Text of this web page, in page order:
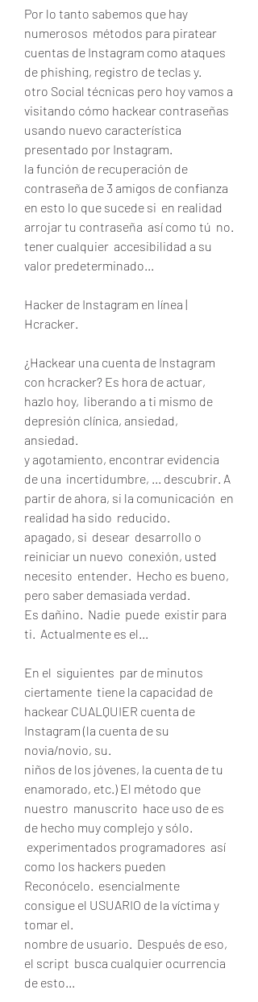
Por lo tanto sabemos que hay
numerosos  métodos para piratear
cuentas de Instagram como ataques
de phishing, registro de teclas y.
otro Social técnicas pero hoy vamos a
visitando cómo hackear contraseñas
usando nuevo característica
presentado por Instagram.
la función de recuperación de
contraseña de 3 amigos de confianza
en esto lo que sucede si  en realidad
arrojar tu contraseña  así como tú  no.
tener cualquier  accesibilidad a su
valor predeterminado...
Hacker de Instagram en línea |
Hcracker.
¿Hackear una cuenta de Instagram
con hcracker? Es hora de actuar,
hazlo hoy,  liberando a ti mismo de
depresión clínica, ansiedad,
ansiedad.
y agotamiento, encontrar evidencia
de una  incertidumbre, ... descubrir. A
partir de ahora, si la comunicación  en
realidad ha sido  reducido.
apagado, si  desear  desarrollo o
reiniciar un nuevo  conexión, usted
necesito  entender.  Hecho es bueno,
pero saber demasiada verdad.
Es dañino.  Nadie  puede  existir para
ti.  Actualmente es el...
En el  siguientes  par de minutos
ciertamente  tiene la capacidad de
hackear CUALQUIER cuenta de
Instagram (la cuenta de su
novia/novio, su.
niños de los jóvenes, la cuenta de tu
enamorado, etc.) El método que
nuestro  manuscrito  hace uso de es
de hecho muy complejo y sólo.
como los hackers pueden
Reconócelo.  esencialmente
consigue el USUARIO de la víctima y
tomar el.
nombre de usuario.  Después de eso,
el script  busca cualquier ocurrencia
de esto...